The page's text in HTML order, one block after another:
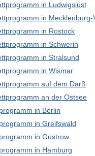
in Ludwigslust
in
in Rostock
in Schwerin
in Stralsund
in Wismar
auf dem Darß
an der Ostsee
in Berlin
in Greifswald
in Güstrow
in Hamburg